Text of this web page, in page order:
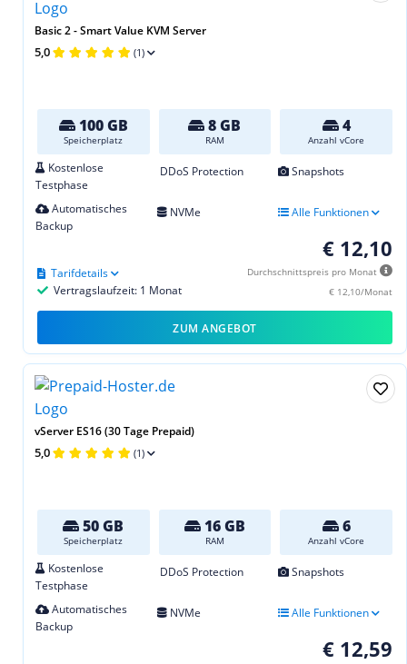
Basic 2 - Smart Value KVM Server
5,0 (1)
100 GB
Speicherplatz
8 GB
RAM
4
Anzahl vCore
Kostenlose
Testphase
DDoS Protection Snapshots
Automatisches
Backup
NVMe Alle Funktionen
€ 12,10
Durchschnittspreis pro Monat
€ 12,10/Monat
Vertragslaufzeit: 1 Monat
Tarifdetails
ZUM ANGEBOT
vServer ES16 (30 Tage Prepaid)
5,0 (1)
50 GB
Speicherplatz
16 GB
RAM
6
Anzahl vCore
Kostenlose
Testphase
DDoS Protection Snapshots
Automatisches
Backup
NVMe Alle Funktionen
€ 12,59